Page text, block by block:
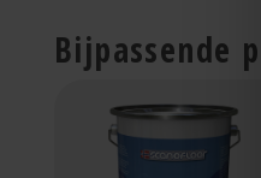
Bijpassende